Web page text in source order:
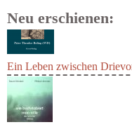
Neu erschienen: